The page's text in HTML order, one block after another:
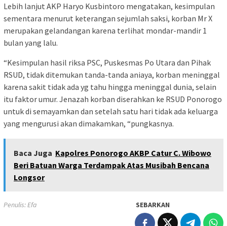
Lebih lanjut AKP Haryo Kusbintoro mengatakan, kesimpulan
sementara menurut keterangan sejumlah saksi, korban Mr X
merupakan gelandangan karena terlihat mondar-mandir 1
bulan yang lalu.
“Kesimpulan hasil riksa PSC, Puskesmas Po Utara dan Pihak
RSUD, tidak ditemukan tanda-tanda aniaya, korban meninggal
karena sakit tidak ada yg tahu hingga meninggal dunia, selain
itu faktor umur. Jenazah korban diserahkan ke RSUD Ponorogo
untuk di semayamkan dan setelah satu hari tidak ada keluarga
yang mengurusi akan dimakamkan, “pungkasnya.
Baca Juga Kapolres Ponorogo AKBP Catur C. Wibowo
Beri Batuan Warga Terdampak Atas Musibah Bencana
Longsor
Penulis: Efa SEBARKAN